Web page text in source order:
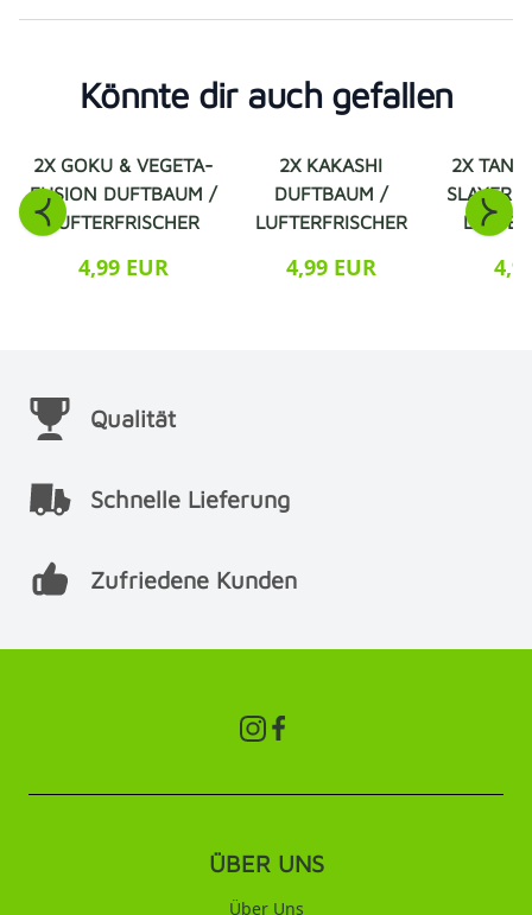
Könnte dir auch gefallen
2X GOKU & VEGETA-
FUSION DUFTBAUM /
LUFTERFRISCHER
4,99 EUR
2X KAKASHI
DUFTBAUM /
LUFTERFRISCHER
4,99 EUR
2X
SLAYER
Qualität
Schnelle Lieferung
Zufriedene Kunden
ÜBER UNS
Über Uns